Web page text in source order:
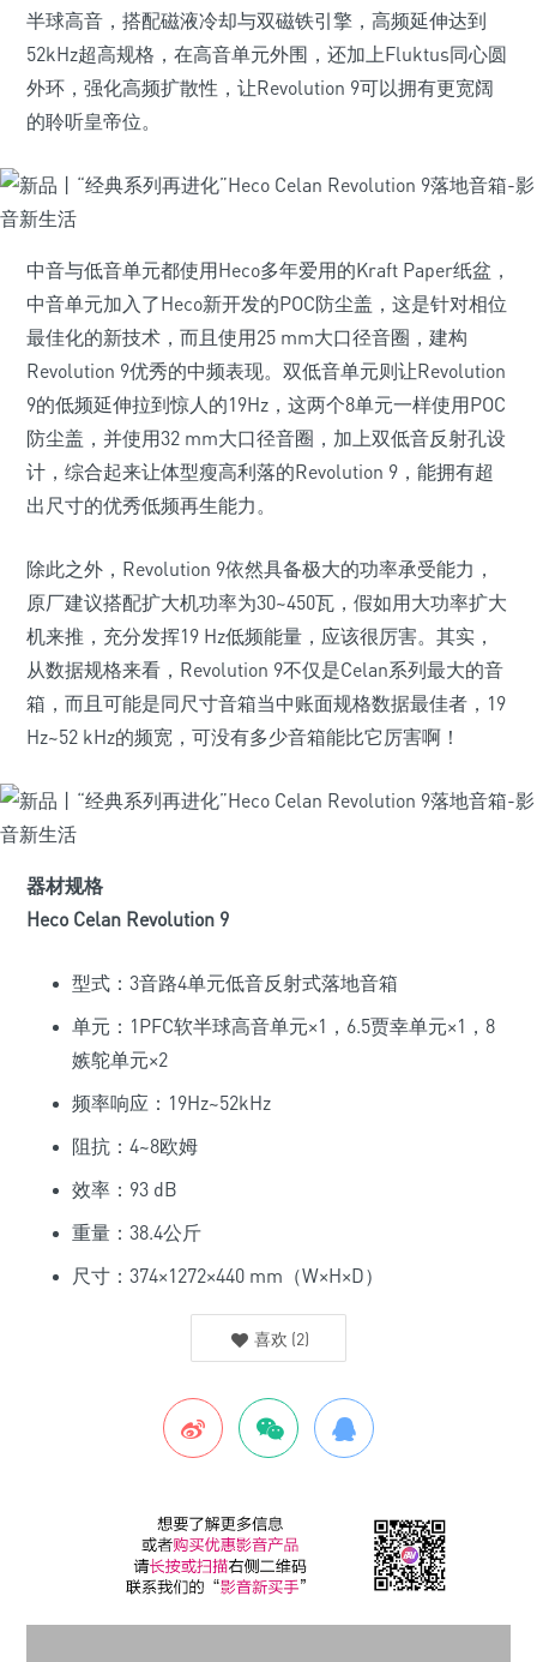
半球高音，搭配磁液冷却与双磁铁引擎，高频延伸达到
52kHz超高规格，在高音单元外围，还加上Fluktus同心圆
外环，强化高频扩散性，让Revolution 9可以拥有更宽阔
的聆听皇帝位。
中音与低音单元都使用Heco多年爱用的Kraft Paper纸盆，
中音单元加入了Heco新开发的POC防尘盖，这是针对相位
最佳化的新技术，而且使用25 mm大口径音圈，建构
Revolution 9优秀的中频表现。双低音单元则让Revolution
9的低频延伸拉到惊人的19Hz ，这两个8单元一样使用POC
防尘盖，并使用32 mm大口径音圈，加上双低音反射孔设
计，综合起来让体型瘦高利落的Revolution 9 ，能拥有超
出尺寸的优秀低频再生能力。
除此之外， Revolution 9依然具备极大的功率承受能力，
原厂建议搭配扩大机功率为30~450瓦，假如用大功率扩大
机来推，充分发挥19 Hz低频能量，应该很厉害。其实，
从数据规格来看， Revolution 9不仅是Celan系列最大的音
箱 ，而且可能是同尺寸音箱当中账面规格数据最佳者， 19
Hz~52 kHz的频宽，可没有多少音箱能比它厉害啊！
器材规格
Heco Celan Revolution 9
型式： 3音路4单元低音反射式落地音箱
单元 ： 1PFC软半球高音单元×1 ， 6.5贾幸单元×1 ， 8
嫉鸵单元×2
频率响应： 19Hz~52kHz
阻抗： 4~8欧姆
效率： 93 dB
重量： 38.4公斤
尺寸： 374×1272×440 mm （W×H×D）
喜欢 (2)